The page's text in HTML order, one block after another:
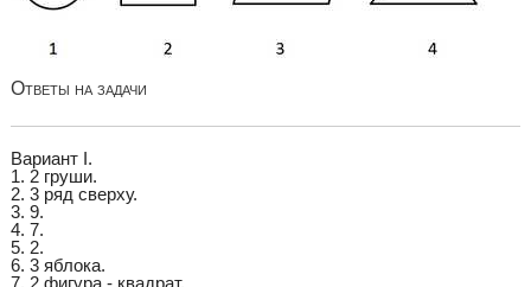
Ответы на задачи
Вариант I.
1. 2 груши.
2. 3 ряд сверху.
3. 9.
4. 7.
5. 2.
6. 3 яблока.
7. 2 фигура - квадрат.